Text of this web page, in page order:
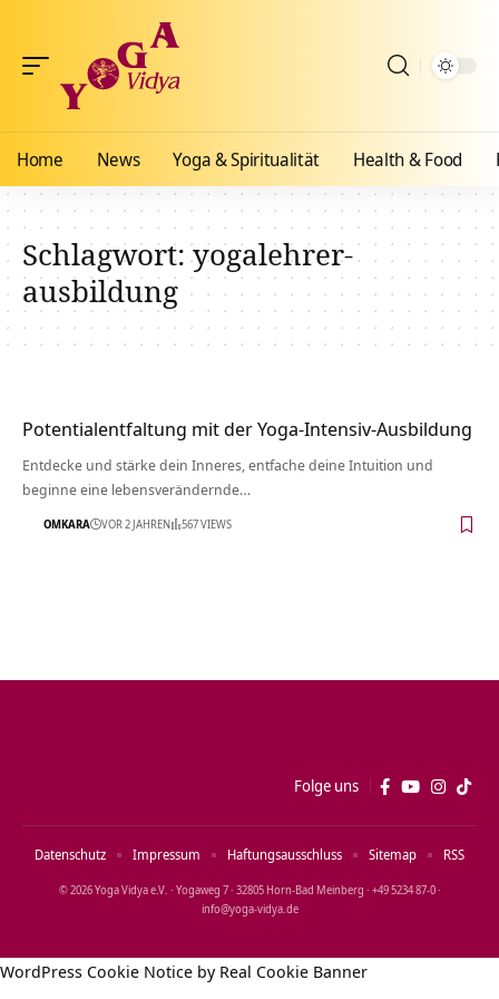
Home News Yoga & Spiritualität Health & Food
Schlagwort:yogalehrer-
ausbildung
Potentialentfaltung mit der Yoga-Intensiv-Ausbildung
Entdecke und stärke dein Inneres, entfache deine Intuition und
beginne eine lebensverändernde…
OMKARA VOR 2 JAHREN 567 VIEWS
Folge uns
© 2026 Yoga Vidya e.V. · Yogaweg 7 · 32805 Horn‑Bad Meinberg · +49 5234 87‑0 ·
info@yoga‑vidya.de
Datenschutz Impressum Haftungsausschluss Sitemap RSS
WordPress Cookie Notice by Real Cookie Banner